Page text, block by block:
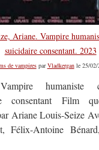
Ariane. Vampire
suicidaire consentant. 2023
de vampiresparVladkerganle 25/02/
humaniste
consentant Film
Ariane Louis-Seize
Félix-Antoine